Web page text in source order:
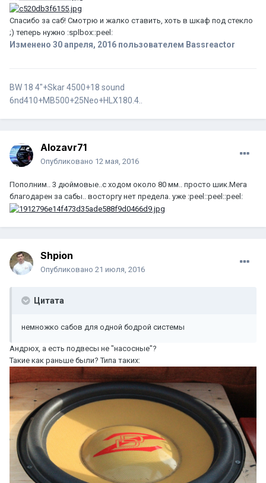
Спасибо за саб! Смотрю и жалко ставить, хоть в шкаф под стекло
;) теперь нужно :splbox::peel:
Изменено 30 апреля, 2016 пользователем Bassreactor
BW 18 4"+Skar 4500+18 sound
6nd410+MB500+25Neo+HLX180.4..
Alozavr71
Опубликовано 12 мая, 2016
Пополним.. 3 дюймовые..с ходом около 80 мм.. просто шик.Мега
благодарен за сабы.. восторгу нет предела. уже :peel::peel::peel:
Shpion
Опубликовано 21 июля, 2016
Цитата
немножко сабов для одной бодрой системы
Андрюх, а есть подвесы не "насосные"?
Такие как раньше были? Типа таких: